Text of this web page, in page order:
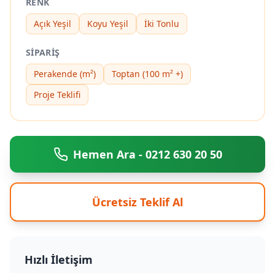
Açık Yeşil
Koyu Yeşil İki Tonlu
SIPARIŞ
Perakende (m²)
Toptan (100 m² +)
Proje Teklifi
Hemen Ara - 0212 630 20 50
Ücretsiz Teklif Al
Hızlı İletişim